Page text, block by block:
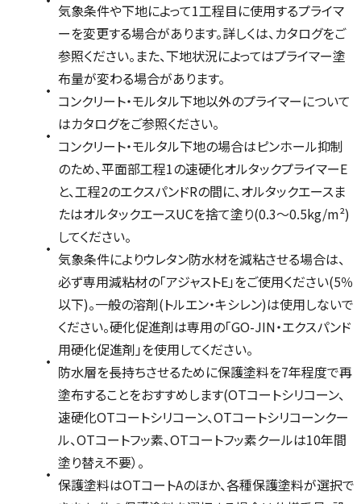
気象条件や下地によって1工程目に使用するプライマ
ーを変更する場合があります。詳しくは、カタログをご
参照ください。また、下地状況によってはプライマー塗
布量が変わる場合があります。
コンクリート・モルタル下地以外のプライマーについて
はカタログをご参照ください。
コンクリート・モルタル下地の場合はピンホール抑制
のため、平面部工程1の速硬化オルタックプライマーE
と、工程2のエクスパンドRの間に、オルタックエースま
たはオルタックエースUCを捨て塗り(0.3～0.5kg/m²)
してください。
気象条件によりウレタン防水材を減粘させる場合は、
必ず専用減粘材の「アジャストE」をご使用ください(5％
以下)。一般の溶剤(トルエン・キシレン)は使用しないで
ください。硬化促進剤は専用の「GO-JIN・エクスパンド
用硬化促進剤」を使用してください。
防水層を長持ちさせるために保護塗料を7年程度で再
塗布することをおすすめします(OTコートシリコーン、
速硬化OTコートシリコーン、OTコートシリコーンクー
ル、OTコートフッ素、OTコートフッ素クールは10年間
塗り替え不要）。
保護塗料はOTコートAのほか、各種保護塗料が選択で